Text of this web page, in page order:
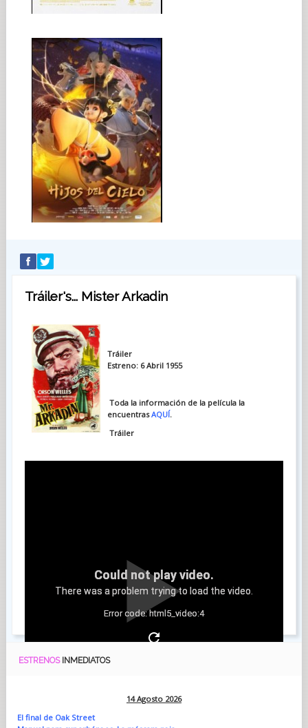
Tráiler's... Mister Arkadin
Tráiler
Estreno: 6 Abril 1955
Toda la información de la película la
encuentrasAQUÍ.
Tráiler
Could not play video.
There was a problem trying to load the video.
Error code: html5_video:4
ESTRENOS INMEDIATOS
14 Agosto 2026
El final de Oak Street